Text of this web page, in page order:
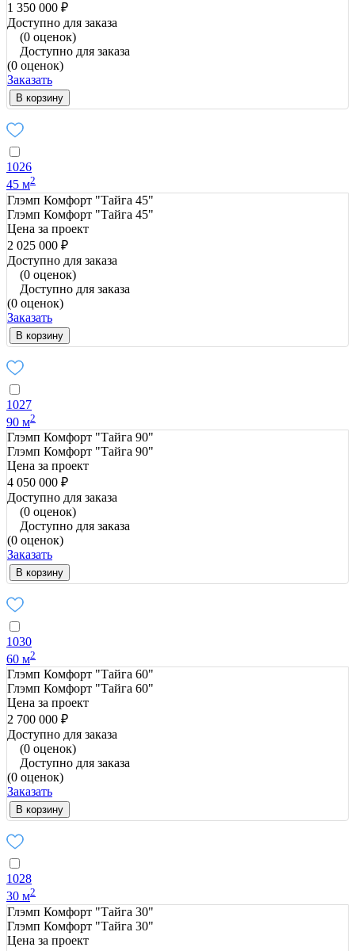
1 350 000 ₽
Доступно для заказа
(0 оценок)
Доступно для заказа
(0 оценок)
Заказать
В корзину
1026
45 м2
Глэмп Комфорт "Тайга 45"
Глэмп Комфорт "Тайга 45"
Цена за проект
2 025 000 ₽
Доступно для заказа
(0 оценок)
Доступно для заказа
(0 оценок)
Заказать
В корзину
1027
90 м2
Глэмп Комфорт "Тайга 90"
Глэмп Комфорт "Тайга 90"
Цена за проект
4 050 000 ₽
Доступно для заказа
(0 оценок)
Доступно для заказа
(0 оценок)
Заказать
В корзину
1030
60 м2
Глэмп Комфорт "Тайга 60"
Глэмп Комфорт "Тайга 60"
Цена за проект
2 700 000 ₽
Доступно для заказа
(0 оценок)
Доступно для заказа
(0 оценок)
Заказать
В корзину
1028
30 м2
Глэмп Комфорт "Тайга 30"
Глэмп Комфорт "Тайга 30"
Цена за проект